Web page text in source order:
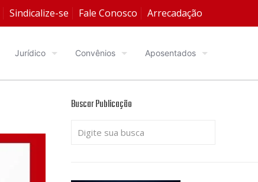
Sindicalize-se Fale Conosco Arrecadação
Jurídico Convênios Aposentados
Buscar Publicação